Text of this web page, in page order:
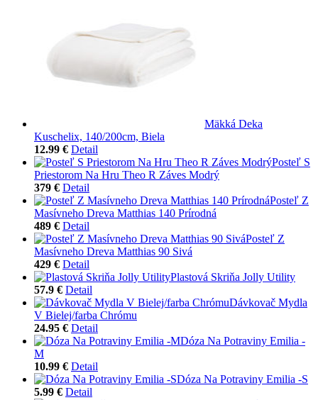
Mäkká Deka
Kuschelix, 140/200cm, Biela
12.99 € Detail
Posteľ S
Priestorom Na Hru Theo R Záves Modrý
379 € Detail
Posteľ Z
Masívneho Dreva Matthias 140 Prírodná
489 € Detail
Posteľ Z
Masívneho Dreva Matthias 90 Sivá
429 € Detail
Plastová Skriňa Jolly Utility
57.9 € Detail
Dávkovač Mydla
V Bielej/farba Chrómu
24.95 € Detail
Dóza Na Potraviny Emilia -
M
10.99 € Detail
Dóza Na Potraviny Emilia -S
5.99 € Detail